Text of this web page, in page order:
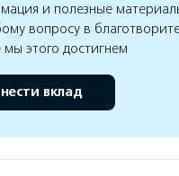
и полезные
вопросу в
мы этого достигнем
вклад